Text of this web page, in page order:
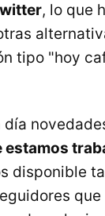
, lo que
tipo "hoy
estamos
disponible